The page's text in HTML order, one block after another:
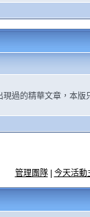
過的精華文章，本版
管理團隊| 今天活動